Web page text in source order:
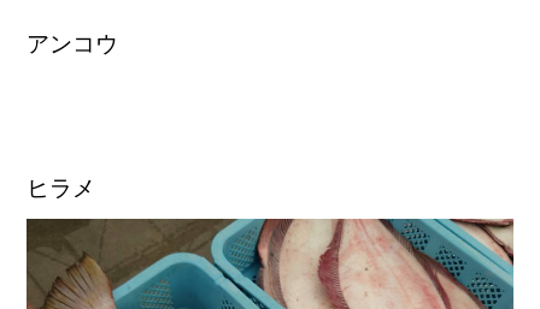
アンコウ
ヒラメ